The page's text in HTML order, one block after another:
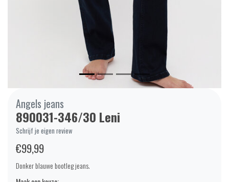
Angels jeans
890031-346/30 Leni
Schrijf je eigen review
€99,99
Donker blauwe bootleg jeans.